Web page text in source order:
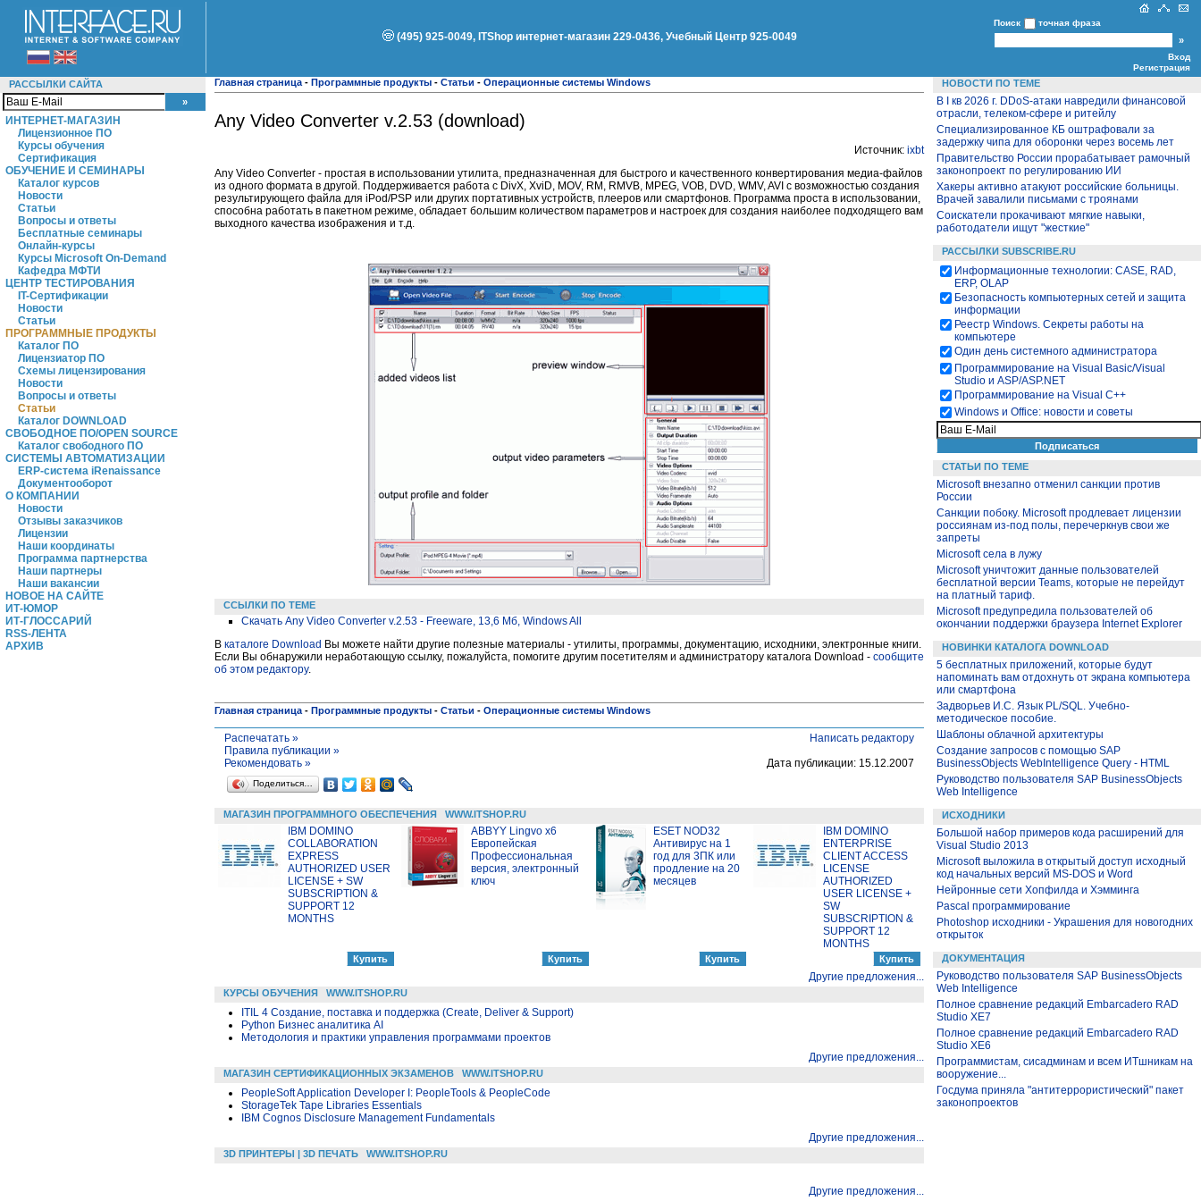
(495) 925-0049, ITShop интернет-магазин 229-0436, Учебный Центр 925-0049
Поиск точная фраза
Вход
Регистрация
РАССЫЛКИ САЙТА
ИНТЕРНЕТ-МАГАЗИН
Лицензионное ПО
Курсы обучения
Сертификация
ОБУЧЕНИЕ И СЕМИНАРЫ
Каталог курсов
Новости
Статьи
Вопросы и ответы
Бесплатные семинары
Онлайн-курсы
Курсы Microsoft On-Demand
Кафедра МФТИ
ЦЕНТР ТЕСТИРОВАНИЯ
IT-Сертификации
Новости
Статьи
ПРОГРАММНЫЕ ПРОДУКТЫ
Каталог ПО
Лицензиатор ПО
Схемы лицензирования
Новости
Вопросы и ответы
Статьи
Каталог DOWNLOAD
СВОБОДНОЕ ПО/OPEN SOURCE
Каталог свободного ПО
СИСТЕМЫ АВТОМАТИЗАЦИИ
ERP-система iRenaissance
Документооборот
О КОМПАНИИ
Новости
Отзывы заказчиков
Лицензии
Наши координаты
Программа партнерства
Наши партнеры
Наши вакансии
НОВОЕ НА САЙТЕ
ИТ-ЮМОР
ИТ-ГЛОССАРИЙ
RSS-ЛЕНТА
АРХИВ
Главная страница - Программные продукты - Статьи - Операционные системы Windows
Any Video Converter v.2.53 (download)
Источник: ixbt
Any Video Converter - простая в использовании утилита, предназначенная для быстрого и качественного конвертирования медиа-файлов
из одного формата в другой. Поддерживается работа с DivX, XviD, MOV, RM, RMVB, MPEG, VOB, DVD, WMV, AVI c возможностью создания
результирующего файла для iPod/PSP или других портативных устройств, плееров или смартфонов. Программа проста в использовании,
способна работать в пакетном режиме, обладает большим количеством параметров и настроек для создания наиболее подходящего вам
выходного качества изображения и т.д.
ССЫЛКИ ПО ТЕМЕ
Скачать Any Video Converter v.2.53 - Freeware, 13,6 Мб, Windows All
В каталоге Download Вы можете найти другие полезные материалы - утилиты, программы, документацию, исходники, электронные книги.
Если Вы обнаружили неработающую ссылку, пожалуйста, помогите другим посетителям и администратору каталога Download - сообщите
об этом редактору.
Главная страница - Программные продукты - Статьи - Операционные системы Windows
Распечатать »
Правила публикации »
Написать редактору
Рекомендовать »
Дата публикации: 15.12.2007
Поделиться…
МАГАЗИН ПРОГРАММНОГО ОБЕСПЕЧЕНИЯ WWW.ITSHOP.RU
IBM DOMINO
COLLABORATION
EXPRESS
AUTHORIZED USER
LICENSE + SW
SUBSCRIPTION &
SUPPORT 12
MONTHS
ABBYY Lingvo x6
Европейская
Профессиональная
версия, электронный
ключ
ESET NOD32
Антивирус на 1
год для 3ПК или
продление на 20
месяцев
IBM DOMINO
ENTERPRISE
CLIENT ACCESS
LICENSE
AUTHORIZED
USER LICENSE +
SW
SUBSCRIPTION &
SUPPORT 12
MONTHS
Другие предложения...
КУРСЫ ОБУЧЕНИЯ WWW.ITSHOP.RU
ITIL 4 Создание, поставка и поддержка (Create, Deliver & Support)
Python Бизнес аналитика AI
Методология и практики управления программами проектов
Другие предложения...
МАГАЗИН СЕРТИФИКАЦИОННЫХ ЭКЗАМЕНОВ WWW.ITSHOP.RU
PeopleSoft Application Developer I: PeopleTools & PeopleCode
StorageTek Tape Libraries Essentials
IBM Cognos Disclosure Management Fundamentals
Другие предложения...
3D ПРИНТЕРЫ | 3D ПЕЧАТЬ WWW.ITSHOP.RU
Другие предложения...
НОВОСТИ ПО ТЕМЕ
В I кв 2026 г. DDoS-атаки навредили финансовой
отрасли, телеком-сфере и ритейлу
Специализированное КБ оштрафовали за
задержку чипа для оборонки через восемь лет
Правительство России прорабатывает рамочный
законопроект по регулированию ИИ
Хакеры активно атакуют российские больницы.
Врачей завалили письмами с троянами
Cоискатели прокачивают мягкие навыки,
работодатели ищут "жесткие"
РАССЫЛКИ SUBSCRIBE.RU
Информационные технологии: CASE, RAD,
ERP, OLAP
Безопасность компьютерных сетей и защита
информации
Реестр Windows. Секреты работы на
компьютере
Один день системного администратора
Программирование на Visual Basic/Visual
Studio и ASP/ASP.NET
Программирование на Visual С++
Windows и Office: новости и советы
СТАТЬИ ПО ТЕМЕ
Microsoft внезапно отменил санкции против
России
Санкции побоку. Microsoft продлевает лицензии
россиянам из-под полы, перечеркнув свои же
запреты
Microsoft села в лужу
Microsoft уничтожит данные пользователей
бесплатной версии Teams, которые не перейдут
на платный тариф.
Microsoft предупредила пользователей об
окончании поддержки браузера Internet Explorer
НОВИНКИ КАТАЛОГА DOWNLOAD
5 бесплатных приложений, которые будут
напоминать вам отдохнуть от экрана компьютера
или смартфона
Задворьев И.С. Язык PL/SQL. Учебно-
методическое пособие.
Шаблоны облачной архитектуры
Создание запросов с помощью SAP
BusinessObjects WebIntelligence Query - HTML
Руководство пользователя SAP BusinessObjects
Web Intelligence
ИСХОДНИКИ
Большой набор примеров кода расширений для
Visual Studio 2013
Microsoft выложила в открытый доступ исходный
код начальных версий MS-DOS и Word
Нейронные сети Хопфилда и Хэмминга
Pascal программирование
Photoshop исходники - Украшения для новогодних
открыток
ДОКУМЕНТАЦИЯ
Руководство пользователя SAP BusinessObjects
Web Intelligence
Полное сравнение редакций Embarcadero RAD
Studio XE7
Полное сравнение редакций Embarcadero RAD
Studio XE6
Программистам, сисадминам и всем ИТшникам на
вооружение...
Госдума приняла "антитеррористический" пакет
законопроектов